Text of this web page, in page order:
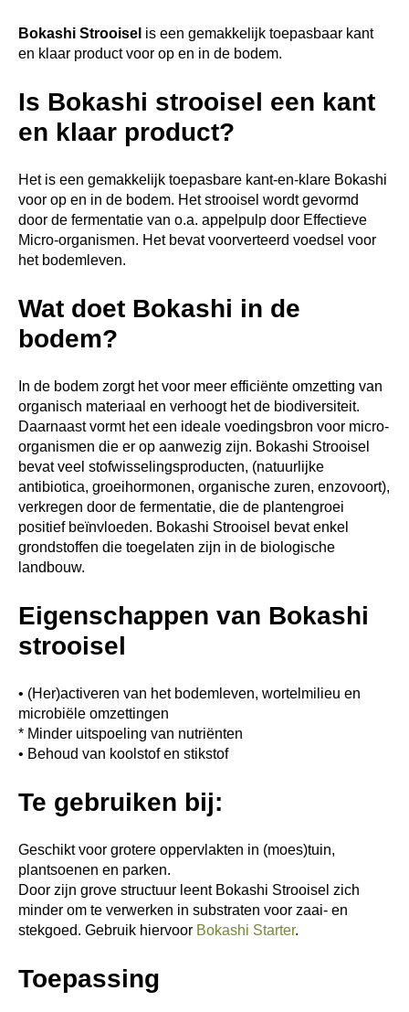
Bokashi Strooisel is een gemakkelijk toepasbaar kant
en klaar product voor op en in de bodem.
Is Bokashi strooisel een kant
en klaar product?
Het is een gemakkelijk toepasbare kant-en-klare Bokashi
voor op en in de bodem. Het strooisel wordt gevormd
door de fermentatie van o.a. appelpulp door Effectieve
Micro-organismen. Het bevat voorverteerd voedsel voor
het bodemleven.
Wat doet Bokashi in de
bodem?
In de bodem zorgt het voor meer efficiënte omzetting van
organisch materiaal en verhoogt het de biodiversiteit.
Daarnaast vormt het een ideale voedingsbron voor micro-
organismen die er op aanwezig zijn. Bokashi Strooisel
bevat veel stofwisselingsproducten, (natuurlijke
antibiotica, groeihormonen, organische zuren, enzovoort),
verkregen door de fermentatie, die de plantengroei
positief beïnvloeden. Bokashi Strooisel bevat enkel
grondstoffen die toegelaten zijn in de biologische
landbouw.
Eigenschappen van Bokashi
strooisel
• (Her)activeren van het bodemleven, wortelmilieu en
microbiële omzettingen
* Minder uitspoeling van nutriënten
• Behoud van koolstof en stikstof
Te gebruiken bij:
Geschikt voor grotere oppervlakten in (moes)tuin,
plantsoenen en parken.
Door zijn grove structuur leent Bokashi Strooisel zich
minder om te verwerken in substraten voor zaai- en
stekgoed. Gebruik hiervoor Bokashi Starter.
Toepassing